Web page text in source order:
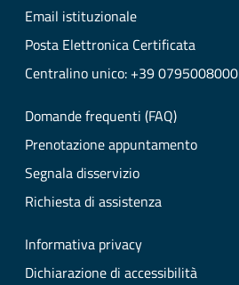
Email istituzionale
Posta Elettronica Certificata
Centralino unico: +39 0795008000
Domande frequenti (FAQ)
Prenotazione appuntamento
Segnala disservizio
Richiesta di assistenza
Informativa privacy
Dichiarazione di accessibilità